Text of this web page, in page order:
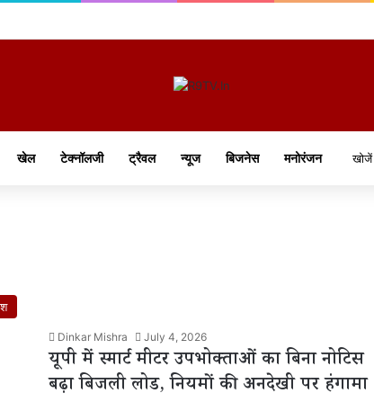
खेल टेक्नॉलजी ट्रैवल न्यूज बिजनेस मनोरंजन
Dinkar Mishra July 4, 2026
यूपी में स्मार्ट मीटर उपभोक्ताओं का बिना नोटिस
बढ़ा बिजली लोड, नियमों की अनदेखी पर हंगामा